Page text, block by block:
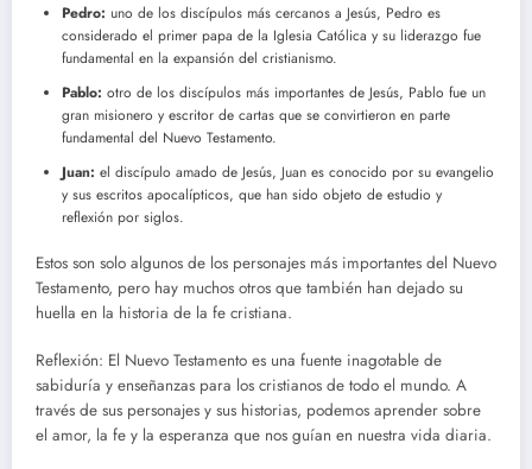
Pedro: uno de los discípulos más cercanos a Jesús, Pedro es
considerado el primer papa de la Iglesia Católica y su liderazgo fue
fundamental en la expansión del cristianismo.
Pablo: otro de los discípulos más importantes de Jesús, Pablo fue un
gran misionero y escritor de cartas que se convirtieron en parte
fundamental del Nuevo Testamento.
Juan: el discípulo amado de Jesús, Juan es conocido por su evangelio
y sus escritos apocalípticos, que han sido objeto de estudio y
reflexión por siglos.
Estos son solo algunos de los personajes más importantes del Nuevo
Testamento, pero hay muchos otros que también han dejado su
huella en la historia de la fe cristiana.
Reflexión: El Nuevo Testamento es una fuente inagotable de
sabiduría y enseñanzas para los cristianos de todo el mundo. A
través de sus personajes y sus historias, podemos aprender sobre
el amor, la fe y la esperanza que nos guían en nuestra vida diaria.